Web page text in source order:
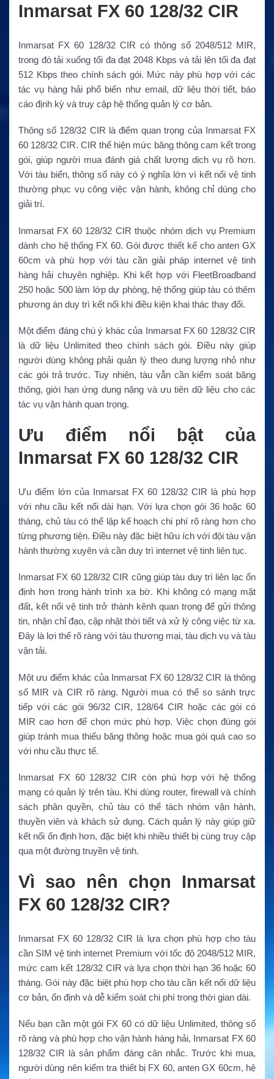
Inmarsat FX 60 128/32 CIR
Inmarsat FX 60 128/32 CIR có thông số 2048/512 MIR,
trong đó tải xuống tối đa đạt 2048 Kbps và tải lên tối đa đạt
512 Kbps theo chính sách gói. Mức này phù hợp với các
tác vụ hàng hải phổ biến như email, dữ liệu thời tiết, báo
cáo định kỳ và truy cập hệ thống quản lý cơ bản.
Thông số 128/32 CIR là điểm quan trọng của Inmarsat FX
60 128/32 CIR. CIR thể hiện mức băng thông cam kết trong
gói, giúp người mua đánh giá chất lượng dịch vụ rõ hơn.
Với tàu biển, thông số này có ý nghĩa lớn vì kết nối vệ tinh
thường phục vụ công việc vận hành, không chỉ dùng cho
giải trí.
Inmarsat FX 60 128/32 CIR thuộc nhóm dịch vụ Premium
dành cho hệ thống FX 60. Gói được thiết kế cho anten GX
60cm và phù hợp với tàu cần giải pháp internet vệ tinh
hàng hải chuyên nghiệp. Khi kết hợp với FleetBroadband
250 hoặc 500 làm lớp dự phòng, hệ thống giúp tàu có thêm
phương án duy trì kết nối khi điều kiện khai thác thay đổi.
Một điểm đáng chú ý khác của Inmarsat FX 60 128/32 CIR
là dữ liệu Unlimited theo chính sách gói. Điều này giúp
người dùng không phải quản lý theo dung lượng nhỏ như
các gói trả trước. Tuy nhiên, tàu vẫn cần kiểm soát băng
thông, giới hạn ứng dụng nặng và ưu tiên dữ liệu cho các
tác vụ vận hành quan trọng.
Ưu điểm nổi bật của
Inmarsat FX 60 128/32 CIR
Ưu điểm lớn của Inmarsat FX 60 128/32 CIR là phù hợp
với nhu cầu kết nối dài hạn. Với lựa chọn gói 36 hoặc 60
tháng, chủ tàu có thể lập kế hoạch chi phí rõ ràng hơn cho
từng phương tiện. Điều này đặc biệt hữu ích với đội tàu vận
hành thường xuyên và cần duy trì internet vệ tinh liên tục.
Inmarsat FX 60 128/32 CIR cũng giúp tàu duy trì liên lạc ổn
định hơn trong hành trình xa bờ. Khi không có mạng mặt
đất, kết nối vệ tinh trở thành kênh quan trọng để gửi thông
tin, nhận chỉ đạo, cập nhật thời tiết và xử lý công việc từ xa.
Đây là lợi thế rõ ràng với tàu thương mại, tàu dịch vụ và tàu
vận tải.
Một ưu điểm khác của Inmarsat FX 60 128/32 CIR là thông
số MIR và CIR rõ ràng. Người mua có thể so sánh trực
tiếp với các gói 96/32 CIR, 128/64 CIR hoặc các gói có
MIR cao hơn để chọn mức phù hợp. Việc chọn đúng gói
giúp tránh mua thiếu băng thông hoặc mua gói quá cao so
với nhu cầu thực tế.
Inmarsat FX 60 128/32 CIR còn phù hợp với hệ thống
mạng có quản lý trên tàu. Khi dùng router, firewall và chính
sách phân quyền, chủ tàu có thể tách nhóm vận hành,
thuyền viên và khách sử dụng. Cách quản lý này giúp giữ
kết nối ổn định hơn, đặc biệt khi nhiều thiết bị cùng truy cập
qua một đường truyền vệ tinh.
Vì sao nên chọn Inmarsat
FX 60 128/32 CIR?
Inmarsat FX 60 128/32 CIR là lựa chọn phù hợp cho tàu
cần SIM vệ tinh internet Premium với tốc độ 2048/512 MIR,
mức cam kết 128/32 CIR và lựa chọn thời hạn 36 hoặc 60
tháng. Gói này đặc biệt phù hợp cho tàu cần kết nối dữ liệu
cơ bản, ổn định và dễ kiểm soát chi phí trong thời gian dài.
Nếu bạn cần một gói FX 60 có dữ liệu Unlimited, thông số
rõ ràng và phù hợp cho vận hành hàng hải, Inmarsat FX 60
128/32 CIR là sản phẩm đáng cân nhắc. Trước khi mua,
người dùng nên kiểm tra thiết bị FX 60, anten GX 60cm, hệ